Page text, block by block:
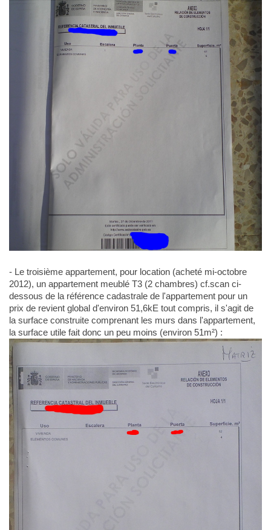
- Le troisième appartement, pour location (acheté mi-octobre
2012), un appartement meublé T3 (2 chambres) cf.scan ci-
dessous de la référence cadastrale de l'appartement pour un
prix de revient global d'environ 51,6kE tout compris, il s'agit de
la surface construite comprenant les murs dans l'appartement,
la surface utile fait donc un peu moins (environ 51m²) :